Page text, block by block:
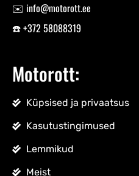
✉️ info@motorott.ee
☎️ +372 58088319
Motorott:
Küpsised ja privaatsus
Kasutustingimused
Lemmikud
Meist